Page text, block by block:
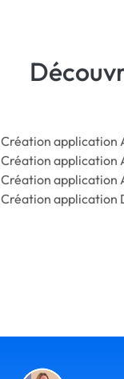
Création application
Création application
Création application
Création application